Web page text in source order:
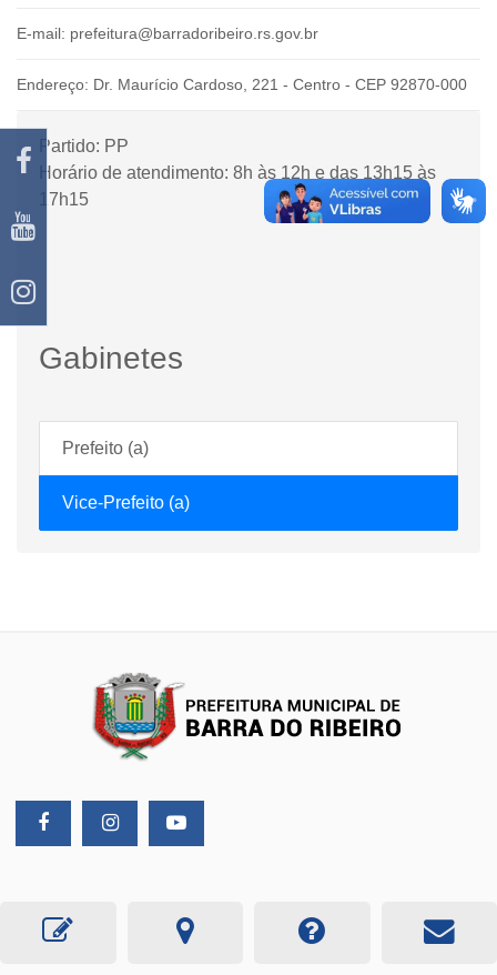
E-mail: prefeitura@barradoribeiro.rs.gov.br
Endereço: Dr. Maurício Cardoso, 221 - Centro - CEP 92870-000
Partido: PP
Horário de atendimento: 8h às 12h e das 13h15 às
17h15
Gabinetes
Prefeito (a)
Vice-Prefeito (a)